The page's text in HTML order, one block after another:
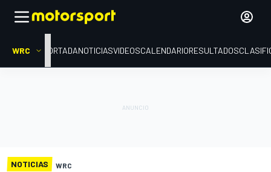
WRC PORTADANOTICIASVIDEOSCALENDARIORESULTADOS
NOTICIAS WRC